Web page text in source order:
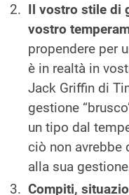
Il vostro stile di
vostro
propendere per
è in realtà in
Jack Griffin di
gestione
un tipo dal
ciò non avrebbe
alla sua
Compiti,